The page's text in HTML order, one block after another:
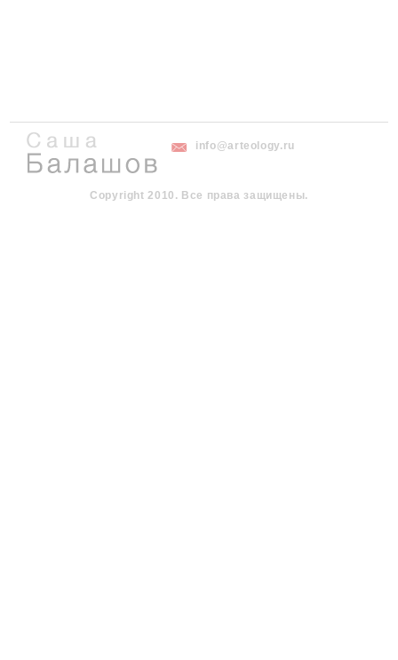
info@arteology.ru
Copyright 2010. Все права защищены.